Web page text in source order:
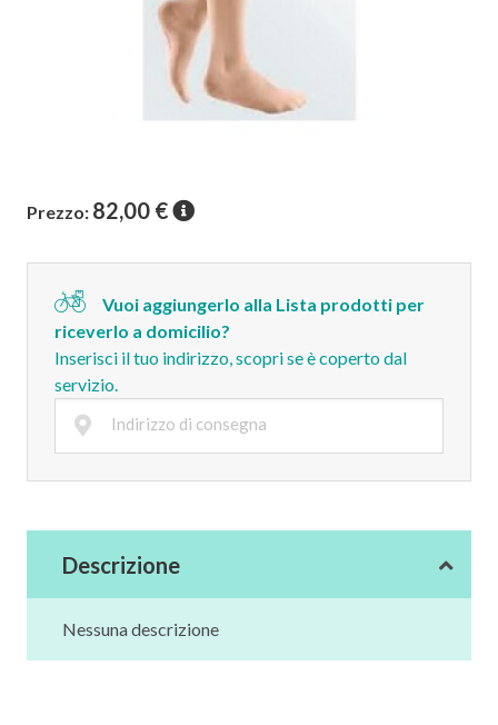
Prezzo: 82,00 €
Vuoi aggiungerlo alla Lista prodotti per
riceverlo a domicilio?
Inserisci il tuo indirizzo, scopri se è coperto dal
servizio.
Descrizione
Nessuna descrizione